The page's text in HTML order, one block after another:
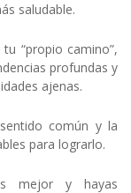
saludable.
“propio camino”,
profundas y
ajenas.
común y la
para lograrlo.
mejor y hayas